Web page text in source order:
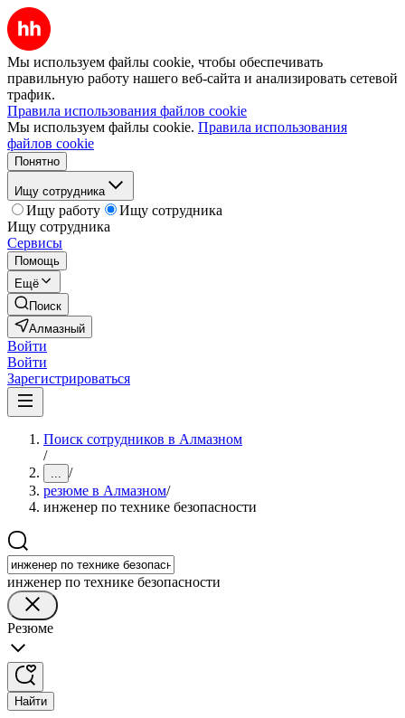
Мы используем файлы cookie, чтобы обеспечивать
правильную работу нашего веб-сайта и анализировать сетевой
трафик.
Правила использования файлов cookie
Мы используем файлы cookie. Правила использования
файлов cookie
Понятно
Ищу сотрудника
Ищу работу
Ищу сотрудника
Ищу сотрудника
Сервисы
Помощь
Ещё
Поиск
Алмазный
Войти
Войти
Зарегистрироваться
Поиск сотрудников в Алмазном
/
... /
резюме в Алмазном/
инженер по технике безопасности
инженер по технике безопасности
Резюме
Найти